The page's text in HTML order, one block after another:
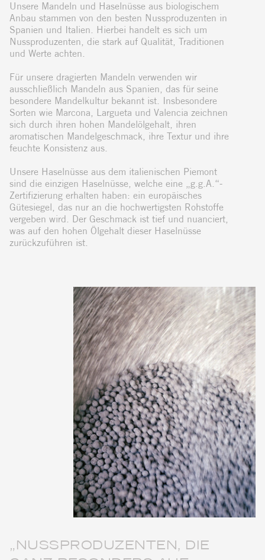
Unsere Mandeln und Haselnüsse aus biologischem
Anbau stammen von den besten Nussproduzenten in
Spanien und Italien. Hierbei handelt es sich um
Nussproduzenten, die stark auf Qualität, Traditionen
und Werte achten.
Für unsere dragierten Mandeln verwenden wir
ausschließlich Mandeln aus Spanien, das für seine
besondere Mandelkultur bekannt ist. Insbesondere
Sorten wie Marcona, Largueta und Valencia zeichnen
sich durch ihren hohen Mandelölgehalt, ihren
aromatischen Mandelgeschmack, ihre Textur und ihre
feuchte Konsistenz aus.
Unsere Haselnüsse aus dem italienischen Piemont
sind die einzigen Haselnüsse, welche eine „g.g.A.“-
Zertifizierung erhalten haben: ein europäisches
Gütesiegel, das nur an die hochwertigsten Rohstoffe
vergeben wird. Der Geschmack ist tief und nuanciert,
was auf den hohen Ölgehalt dieser Haselnüsse
zurückzuführen ist.
„NUSSPRODUZENTEN, DIE